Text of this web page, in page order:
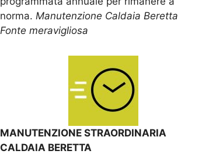
norma. Manutenzione Caldaia Beretta
Fonte meravigliosa
MANUTENZIONE STRAORDINARIA
CALDAIA BERETTA